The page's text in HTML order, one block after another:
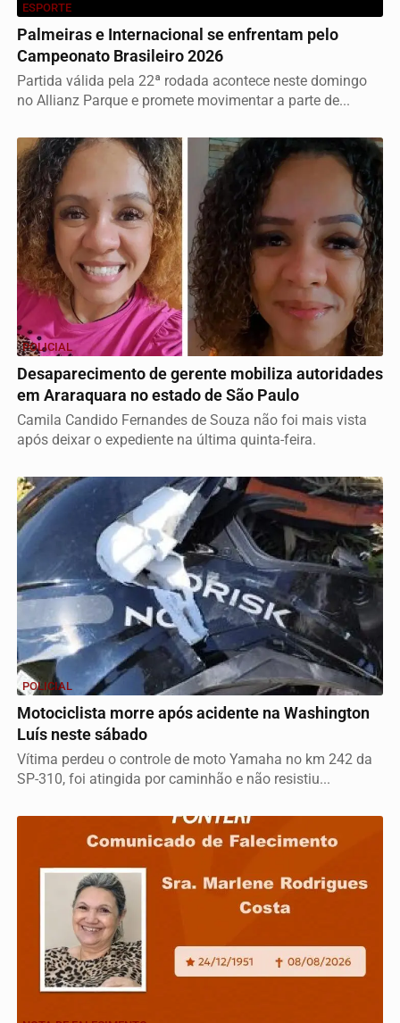
ESPORTE
Palmeiras e Internacional se enfrentam pelo
Campeonato Brasileiro 2026
Partida válida pela 22ª rodada acontece neste domingo
no Allianz Parque e promete movimentar a parte de...
POLICIAL
Desaparecimento de gerente mobiliza autoridades
em Araraquara no estado de São Paulo
Camila Candido Fernandes de Souza não foi mais vista
após deixar o expediente na última quinta-feira.
POLICIAL
Motociclista morre após acidente na Washington
Luís neste sábado
Vítima perdeu o controle de moto Yamaha no km 242 da
SP-310, foi atingida por caminhão e não resistiu...